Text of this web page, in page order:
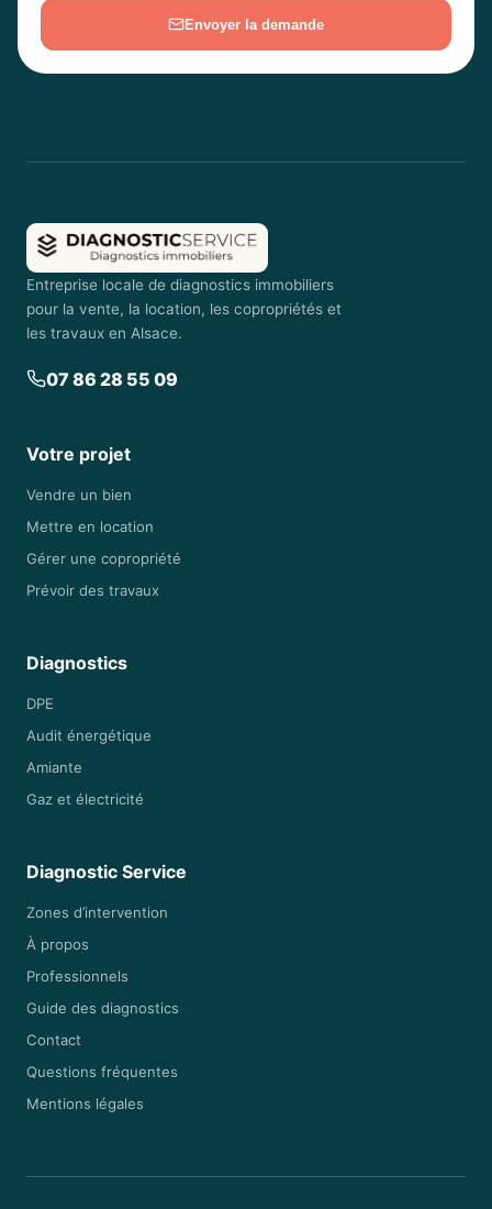
Envoyer la demande
Entreprise locale de diagnostics immobiliers
pour la vente, la location, les copropriétés et
les travaux en Alsace.
07 86 28 55 09
Votre projet
Vendre un bien
Mettre en location
Gérer une copropriété
Prévoir des travaux
Diagnostics
DPE
Audit énergétique
Amiante
Gaz et électricité
Diagnostic Service
Zones d’intervention
À propos
Professionnels
Guide des diagnostics
Contact
Questions fréquentes
Mentions légales